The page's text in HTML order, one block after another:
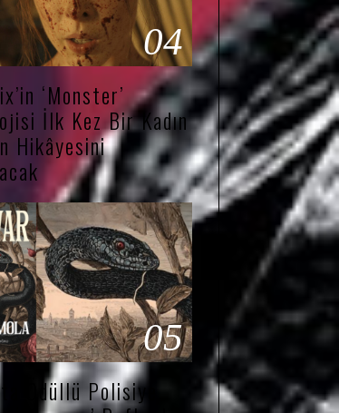
04
‘Monster’
İlk Kez Bir Kadın
Hikâyesini
05
Ödüllü Polisiye